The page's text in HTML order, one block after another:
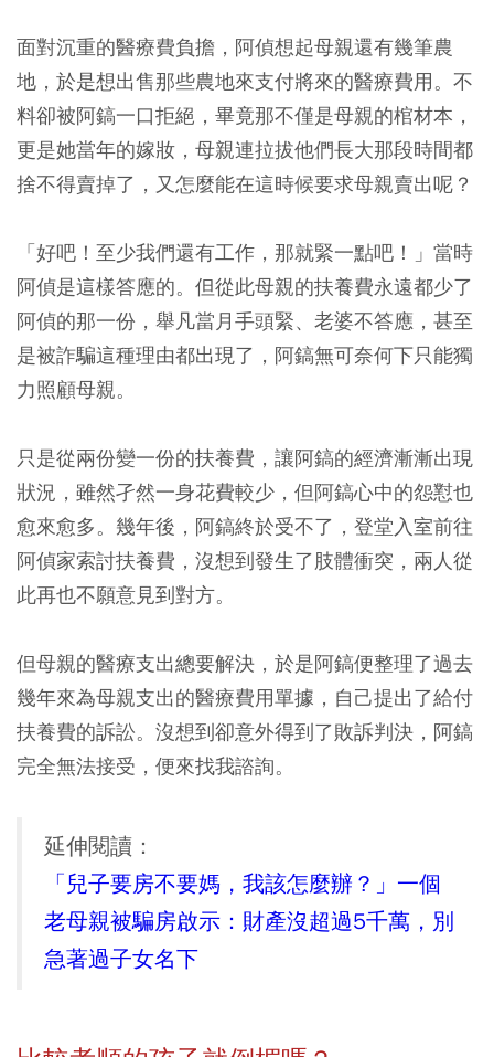
面對沉重的醫療費負擔，阿偵想起母親還有幾筆農
地，於是想出售那些農地來支付將來的醫療費用。不
料卻被阿鎬一口拒絕，畢竟那不僅是母親的棺材本，
更是她當年的嫁妝，母親連拉拔他們長大那段時間都
捨不得賣掉了，又怎麼能在這時候要求母親賣出呢？
「好吧！至少我們還有工作，那就緊一點吧！」當時
阿偵是這樣答應的。但從此母親的扶養費永遠都少了
阿偵的那一份，舉凡當月手頭緊、老婆不答應，甚至
是被詐騙這種理由都出現了，阿鎬無可奈何下只能獨
力照顧母親。
只是從兩份變一份的扶養費，讓阿鎬的經濟漸漸出現
狀況，雖然孑然一身花費較少，但阿鎬心中的怨懟也
愈來愈多。幾年後，阿鎬終於受不了，登堂入室前往
阿偵家索討扶養費，沒想到發生了肢體衝突，兩人從
此再也不願意見到對方。
但母親的醫療支出總要解決，於是阿鎬便整理了過去
幾年來為母親支出的醫療費用單據，自己提出了給付
扶養費的訴訟。沒想到卻意外得到了敗訴判決，阿鎬
完全無法接受，便來找我諮詢。
延伸閱讀：
「兒子要房不要媽，我該怎麼辦？」一個
老母親被騙房啟示：財產沒超過5千萬，別
急著過子女名下